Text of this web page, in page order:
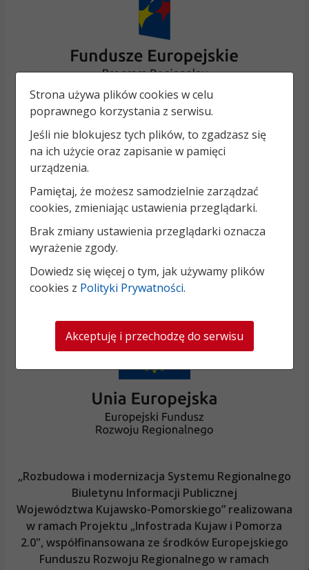
„Rozbudowa i modernizacja Systemu Regionalnego
Biuletynu Informacji Publicznej
Województwa Kujawsko-Pomorskiego” realizowana
w ramach Projektu „Infostrada Kujaw i Pomorza
2.0", współfinansowana ze środków Europejskiego
Funduszu Rozwoju Regionalnego w ramach
Strona używa plików cookies w celu
poprawnego korzystania z serwisu.
Jeśli nie blokujesz tych plików, to zgadzasz się
na ich użycie oraz zapisanie w pamięci
urządzenia.
Pamiętaj, że możesz samodzielnie zarządzać
cookies, zmieniając ustawienia przeglądarki.
Brak zmiany ustawienia przeglądarki oznacza
wyrażenie zgody.
Dowiedz się więcej o tym, jak używamy plików
cookies z Polityki Prywatności.
Akceptuję i przechodzę do serwisu